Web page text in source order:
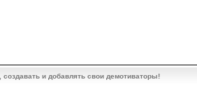
и добавлять свои демотиваторы!